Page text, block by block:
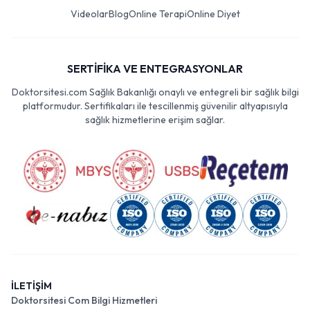
VideolarBlogOnline TerapiOnline Diyet
SERTİFİKA VE ENTEGRASYONLAR
Doktorsitesi.com Sağlık Bakanlığı onaylı ve entegreli bir sağlık bilgi
platformudur. Sertifikaları ile tescillenmiş güvenilir altyapısıyla
sağlık hizmetlerine erişim sağlar.
İLETİŞİM
Doktorsitesi Com Bilgi Hizmetleri